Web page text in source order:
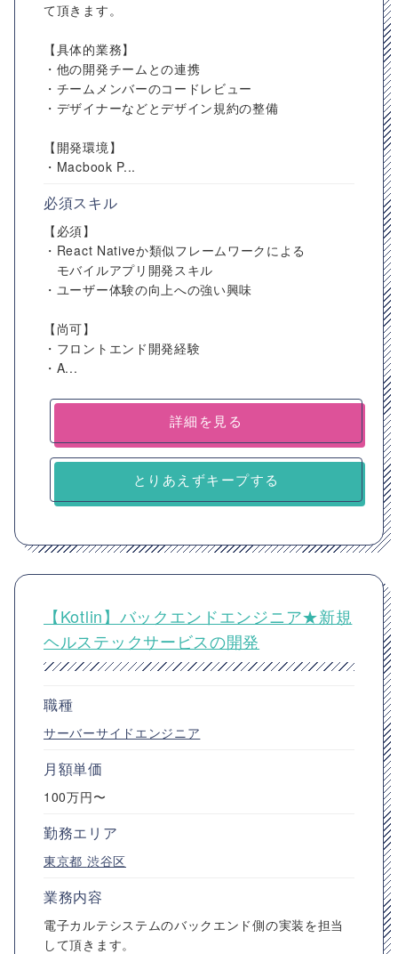
て頂きます。
【具体的業務】
・他の開発チームとの連携
・チームメンバーのコードレビュー
・デザイナーなどとデザイン規約の整備
【開発環境】
・Macbook P...
必須スキル
【必須】
・React Nativeか類似フレームワークによる
モバイルアプリ開発スキル
・ユーザー体験の向上への強い興味
【尚可】
・フロントエンド開発経験
・A...
詳細を見る
とりあえずキープする
【Kotlin】バックエンドエンジニア★新規
ヘルステックサービスの開発
職種
サーバーサイドエンジニア
月額単価
100万円〜
勤務エリア
東京都 渋谷区
業務内容
電子カルテシステムのバックエンド側の実装を担当
して頂きます。